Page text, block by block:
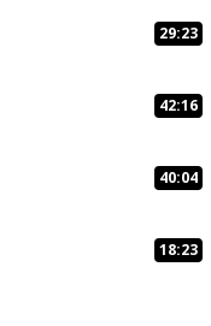
29:23
42:16
40:04
18:23